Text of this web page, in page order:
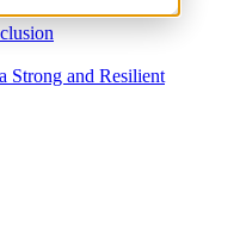
Strong and Resilient